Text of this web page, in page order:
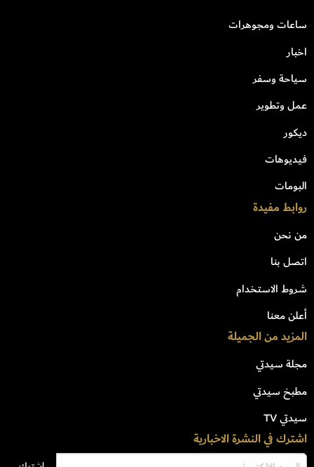
ساعات ومجوهرات
اخبار
سياحة وسفر
عمل وتطوير
ديكور
فيديوهات
البومات
روابط مفيدة
من نحن
اتصل بنا
شروط الاستخدام
أعلن معنا
المزيد من الجميلة
مجلة سيدتي
مطبخ سيدتي
سيدتي TV
اشترك في النشرة الاخبارية